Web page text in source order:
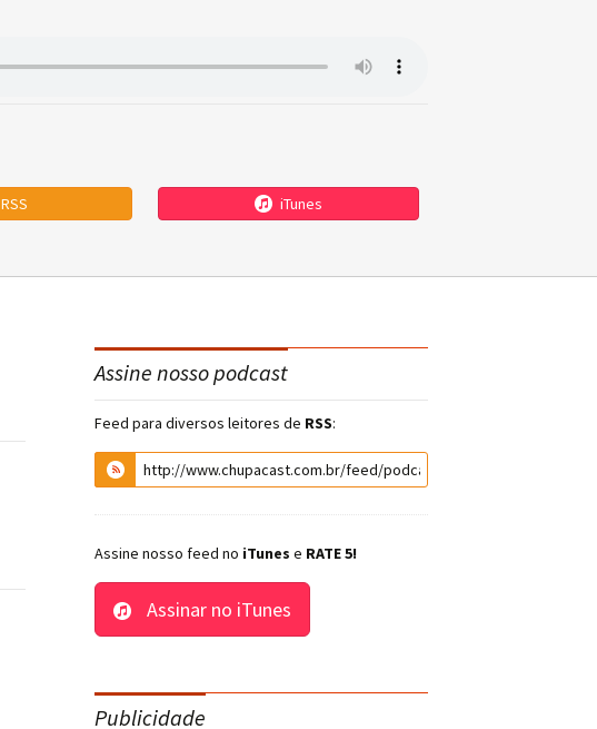
RSS iTunes
Assine nosso podcast
Feed para diversos leitores de RSS:
Assine nosso feed no iTunes e RATE 5!
Assinar no iTunes
Publicidade